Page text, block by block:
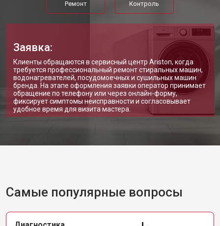
Ремонт Контроль
Заявка:
Клиенты обращаются в сервисный центр Ariston, когда
требуется профессиональный ремонт стиральных машин,
водонагревателей, посудомоечных и сушильных машин
бренда. На этапе оформления заявки оператор принимает
обращение по телефону или через онлайн-форму,
фиксирует симптомы неисправности и согласовывает
удобное время для визита мастера.
Самые популярные вопросы